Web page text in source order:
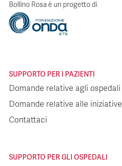
Bollino Rosa è un progetto di
SUPPORTO PER I PAZIENTI
Domande relative agli ospedali
Domande relative alle iniziative
Contattaci
SUPPORTO PER GLI OSPEDALI